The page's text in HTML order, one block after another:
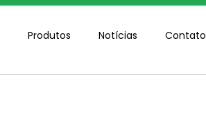
Produtos Notícias Contato